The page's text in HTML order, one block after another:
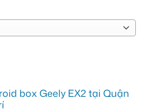
box Geely EX2 tại Quận